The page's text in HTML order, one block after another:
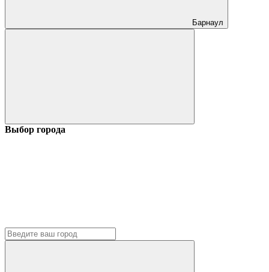
Барнаул
Выбор города